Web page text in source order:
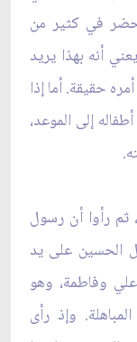
حضر في كثير من
أنه بهذا يريد
حقيقة. أما إذا
إلى الموعد،
ثم رأوا أن رسول
الحسين على يد
وفاطمة، وهو
وإذ رأى